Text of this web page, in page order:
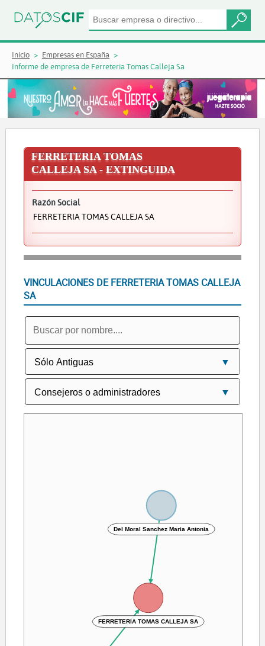
Inicio
Empresas en España
Informe de empresa de Ferreteria Tomas Calleja Sa
FERRETERIA TOMAS
CALLEJA SA - EXTINGUIDA
Razón Social
FERRETERIA TOMAS CALLEJA SA
VINCULACIONES DE FERRETERIA TOMAS CALLEJA
SA
FERRETERIA TOMAS CALLEJA SA
Del Moral Sanchez Maria Antonia